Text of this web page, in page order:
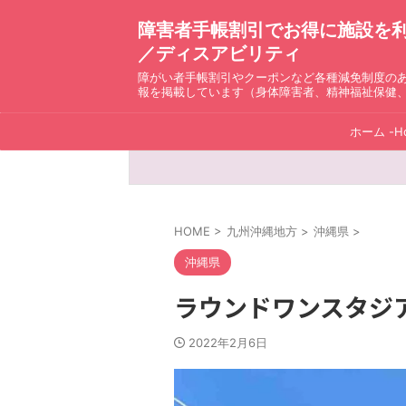
障害者手帳割引でお得に施設を
／ディスアビリティ
障がい者手帳割引やクーポンなど各種減免制度の
報を掲載しています（身体障害者、精神福祉保健
ホーム -
HOME > 九州沖縄地方 > 沖縄県 >
沖縄県
ラウンドワンスタジ
2022年2月6日